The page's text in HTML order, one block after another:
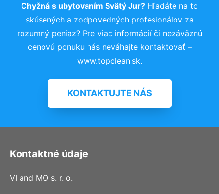
Chyžná s ubytovaním Svätý Jur? Hľadáte na to
skúsených a zodpovedných profesionálov za
rozumný peniaz? Pre viac informácií či nezáväznú
cenovú ponuku nás neváhajte kontaktovať –
www.topclean.sk.
KONTAKTUJTE NÁS
Kontaktné údaje
VI and MO s. r. o.